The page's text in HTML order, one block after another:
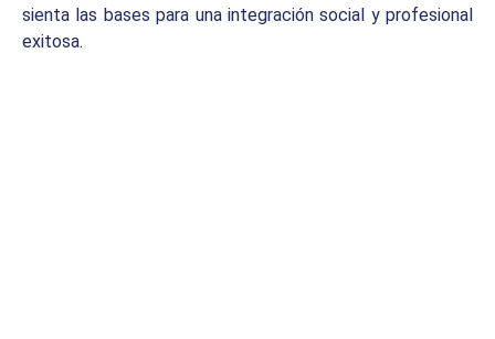
sienta las bases para una integración social y profesional
exitosa.